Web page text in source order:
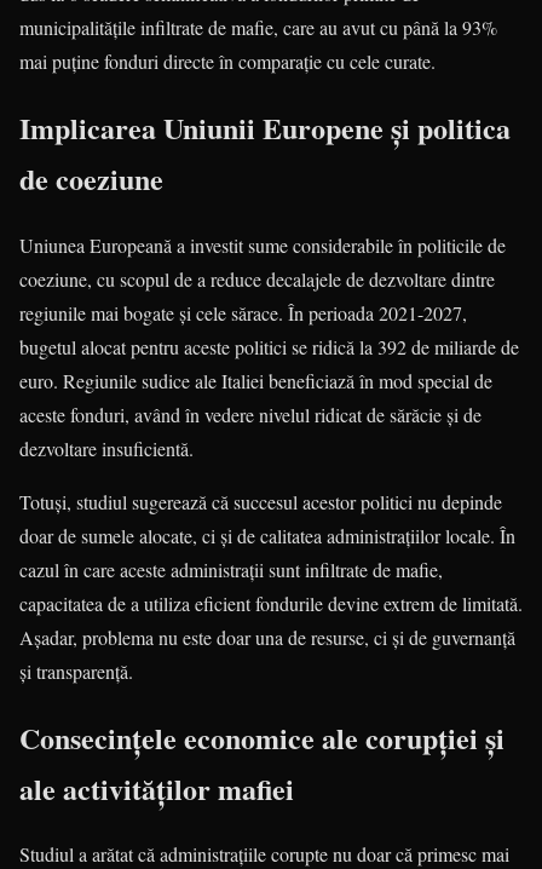
municipalitățile infiltrate de mafie, care au avut cu până la 93%
mai puține fonduri directe în comparație cu cele curate.
Implicarea Uniunii Europene și politica
de coeziune
Uniunea Europeană a investit sume considerabile în politicile de
coeziune, cu scopul de a reduce decalajele de dezvoltare dintre
regiunile mai bogate și cele sărace. În perioada 2021-2027,
bugetul alocat pentru aceste politici se ridică la 392 de miliarde de
euro. Regiunile sudice ale Italiei beneficiază în mod special de
aceste fonduri, având în vedere nivelul ridicat de sărăcie și de
dezvoltare insuficientă.
Totuși, studiul sugerează că succesul acestor politici nu depinde
doar de sumele alocate, ci și de calitatea administrațiilor locale. În
cazul în care aceste administrații sunt infiltrate de mafie,
capacitatea de a utiliza eficient fondurile devine extrem de limitată.
Așadar, problema nu este doar una de resurse, ci și de guvernanță
și transparență.
Consecințele economice ale corupției și
ale activităților mafiei
Studiul a arătat că administrațiile corupte nu doar că primesc mai